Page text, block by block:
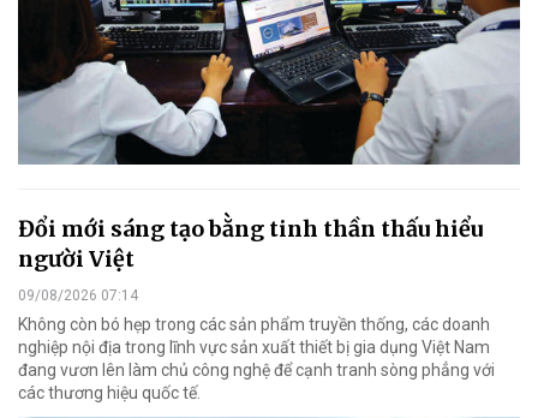
Đổi mới sáng tạo bằng tinh thần thấu hiểu
người Việt
09/08/2026 07:14
Không còn bó hẹp trong các sản phẩm truyền thống, các doanh
nghiệp nội địa trong lĩnh vực sản xuất thiết bị gia dụng Việt Nam
đang vươn lên làm chủ công nghệ để cạnh tranh sòng phẳng với
các thương hiệu quốc tế.